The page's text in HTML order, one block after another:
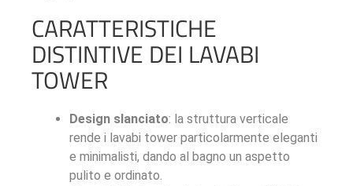
CARATTERISTICHE
DISTINTIVE DEI LAVABI
TOWER
Design slanciato: la struttura verticale
rende i lavabi tower particolarmente eleganti
e minimalisti, dando al bagno un aspetto
pulito e ordinato.